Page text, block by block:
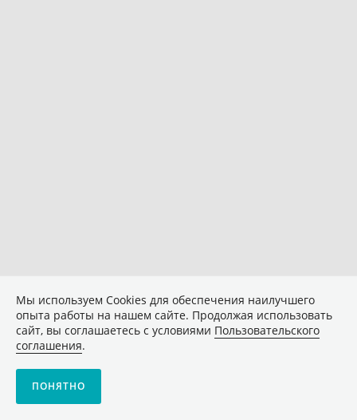
Мы используем Сookies для обеспечения наилучшего
опыта работы на нашем сайте. Продолжая использовать
сайт, вы соглашаетесь с условиями Пользовательского
соглашения.
ПОНЯТНО